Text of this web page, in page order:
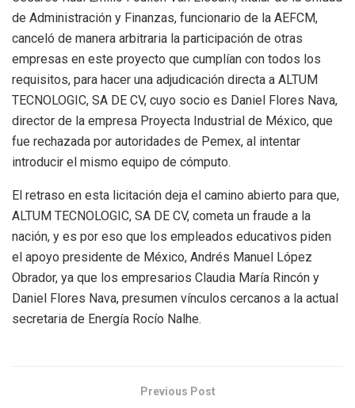
de Administración y Finanzas, funcionario de la AEFCM,
canceló de manera arbitraria la participación de otras
empresas en este proyecto que cumplían con todos los
requisitos, para hacer una adjudicación directa a ALTUM
TECNOLOGIC, SA DE CV, cuyo socio es Daniel Flores Nava,
director de la empresa Proyecta Industrial de México, que
fue rechazada por autoridades de Pemex, al intentar
introducir el mismo equipo de cómputo.
El retraso en esta licitación deja el camino abierto para que,
ALTUM TECNOLOGIC, SA DE CV, cometa un fraude a la
nación, y es por eso que los empleados educativos piden
el apoyo presidente de México, Andrés Manuel López
Obrador, ya que los empresarios Claudia María Rincón y
Daniel Flores Nava, presumen vínculos cercanos a la actual
secretaria de Energía Rocío Nalhe.
Previous Post